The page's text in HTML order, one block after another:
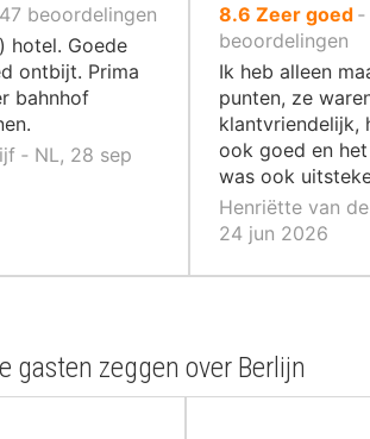
beoordelingen
hotel. Goede
ontbijt. Prima
bahnhof
‐ NL, 28 sep
8.6 uit
10
,
Zeer goed ‐
beoordelingen
Ik heb alleen
punten, ze
klantvriendelijk,
ook goed en
was ook
Henriëtte van
24 jun 2026
gasten zeggen over Berlijn